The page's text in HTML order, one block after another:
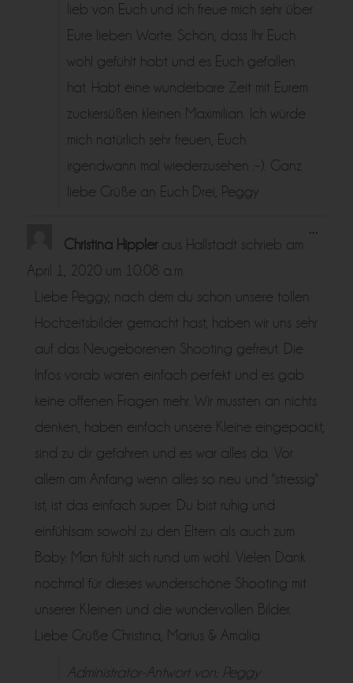
lieb von Euch und ich freue mich sehr über
Eure lieben Worte. Schön, dass Ihr Euch
wohl gefühlt habt und es Euch gefallen
hat. Habt eine wunderbare Zeit mit Eurem
zuckersüßen kleinen Maximilian. Ich würde
mich natürlich sehr freuen, Euch
irgendwann mal wiederzusehen :-). Ganz
liebe Grüße an Euch Drei, Peggy
Christina Hippler aus Hallstadt schrieb am
April 1, 2020 um 10:08 a.m.
Liebe Peggy, nach dem du schon unsere tollen
Hochzeitsbilder gemacht hast, haben wir uns sehr
auf das Neugeborenen Shooting gefreut. Die
Infos vorab waren einfach perfekt und es gab
keine offenen Fragen mehr. Wir mussten an nichts
denken, haben einfach unsere Kleine eingepackt,
sind zu dir gefahren und es war alles da. Vor
allem am Anfang wenn alles so neu und "stressig"
ist, ist das einfach super. Du bist ruhig und
einfühlsam sowohl zu den Eltern als auch zum
Baby. Man fühlt sich rund um wohl. Vielen Dank
nochmal für dieses wunderschöne Shooting mit
unserer Kleinen und die wundervollen Bilder.
Liebe Grüße Christina, Marius & Amalia
Administrator-Antwort von: Peggy
...